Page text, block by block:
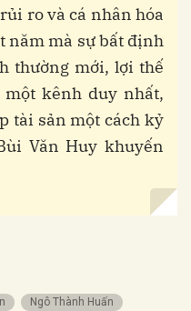
ro và cá nhân hóa
năm mà sự bất định
thường mới, lợi thế
kênh duy nhất,
tài sản một cách kỷ
Văn Huy khuyến
Ngô Thành Huấn